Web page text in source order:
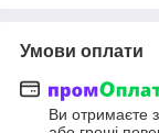
Умови оплати
Ви отримаєте